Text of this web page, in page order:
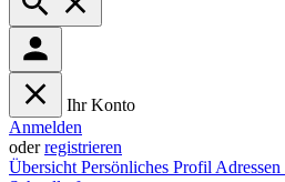
Ihr Konto
Anmelden
oderregistrieren
Übersicht Persönliches Profil Adressen